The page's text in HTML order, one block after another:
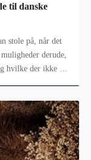
til danske
stole på, når det
derude,
hvilke der ikke er